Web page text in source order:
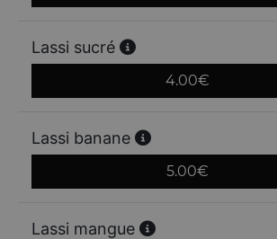
Lassi sucré
4.00€
Lassi banane
5.00€
Lassi mangue